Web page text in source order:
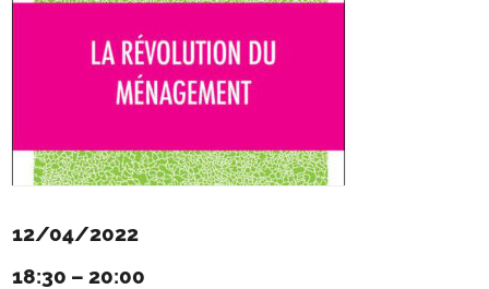
12/04/2022
18:30 – 20:00